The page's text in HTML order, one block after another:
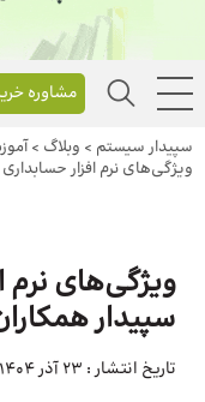
مشاوره
سپیدار سیستم > وبلاگ >
ویژگی‌های نرم افزار
ویژگی‌های نرم
سپیدار
تاریخ انتشار : 23 آذر 1404